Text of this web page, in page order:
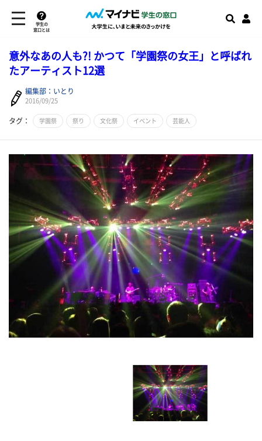
学生の
窓口とは
意外なあの人も?! かつて「学園祭の女王」と呼ばれ
たアーティスト12選
編集部：いとり
2016/09/25
タグ： 学園祭 祭り 文化祭 イベント 芸能人